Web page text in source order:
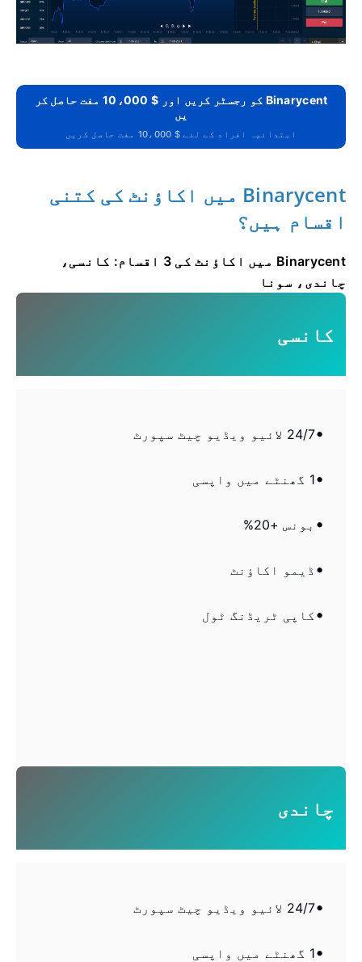
Binarycent کو رجسٹر کریں اور $ 10،000 مفت حاصل کر
یں
ابتدائیہ افراد کے لئے $ 10،000 مفت حاصل کریں
Binarycent میں اکاؤنٹ کی کتنی
اقسام ہیں؟
Binarycent میں اکاؤنٹ کی 3 اقسام: کانسی،
چاندی، سونا
کانسی
24/7 لائیو ویڈیو چیٹ سپورٹ
1 گھنٹے میں واپسی
بونس +20%
ڈیمو اکاؤنٹ
کاپی ٹریڈنگ ٹول
چاندی
24/7 لائیو ویڈیو چیٹ سپورٹ
1 گھنٹے میں واپسی